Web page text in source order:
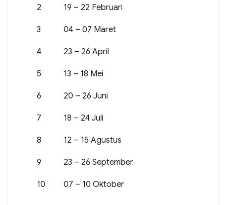
2 19 – 22 Februari
3 04 – 07 Maret
4 23 – 26 April
5 13 – 18 Mei
6 20 – 26 Juni
7 18 – 24 Juli
8 12 – 15 Agustus
9 23 – 26 September
10 07 – 10 Oktober